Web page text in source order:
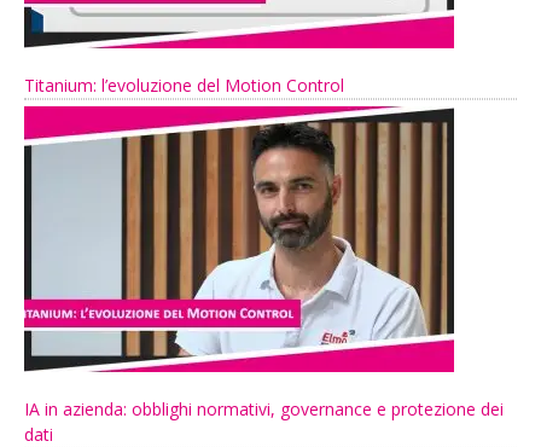
Titanium: l’evoluzione del Motion Control
IA in azienda: obblighi normativi, governance e protezione dei
dati